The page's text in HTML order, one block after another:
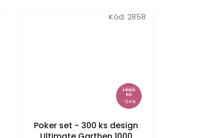
1 599
KČ
–24 %
Poker set - 300 ks design
Kód: 2858